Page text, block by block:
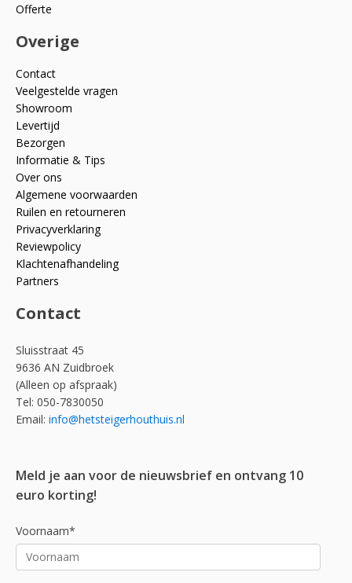
Offerte
Overige
Contact
Veelgestelde vragen
Showroom
Levertijd
Bezorgen
Informatie & Tips
Over ons
Algemene voorwaarden
Ruilen en retourneren
Privacyverklaring
Reviewpolicy
Klachtenafhandeling
Partners
Contact
Sluisstraat 45
9636 AN Zuidbroek
(Alleen op afspraak)
Tel: 050-7830050
Email: info@hetsteigerhouthuis.nl
Meld je aan voor de nieuwsbrief en ontvang 10
euro korting!
Voornaam*